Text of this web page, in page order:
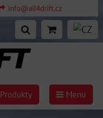
info@all4drift.cz
Produkty Menu